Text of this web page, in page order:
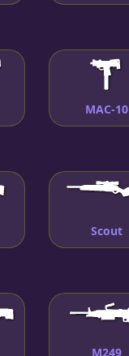
MAC-10
Scout
M249